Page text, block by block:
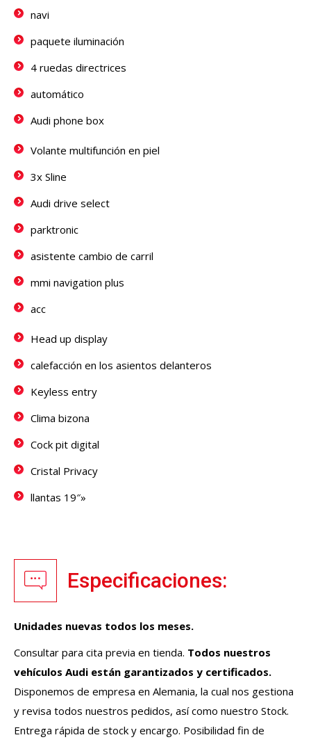
navi
paquete iluminación
4 ruedas directrices
automático
Audi phone box
Volante multifunción en piel
3x Sline
Audi drive select
parktronic
asistente cambio de carril
mmi navigation plus
acc
Head up display
calefacción en los asientos delanteros
Keyless entry
Clima bizona
Cock pit digital
Cristal Privacy
llantas 19″»
Especificaciones:
Unidades nuevas todos los meses.
Consultar para cita previa en tienda. Todos nuestros
vehículos Audi están garantizados y certificados.
Disponemos de empresa en Alemania, la cual nos gestiona
y revisa todos nuestros pedidos, así como nuestro Stock.
Entrega rápida de stock y encargo. Posibilidad fin de